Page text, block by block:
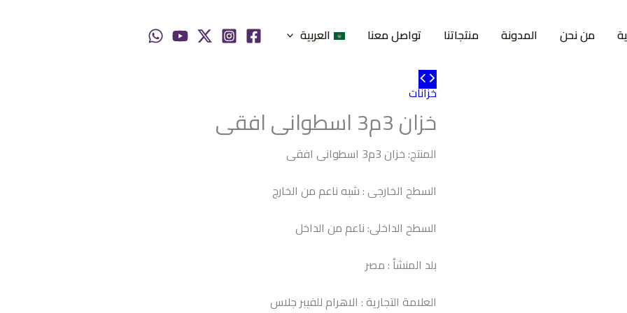
من نحن المدونة منتجاتنا تواصل معنا العربية
خزانات
خزان 3م3 اسطوانى افقى
المنتج: خزان 3م3 اسطوانى افقى
السطح الخارجى : شبه ناعم من الخارج
السطح الداخلى: ناعم من الداخل
بلد المنشأ : مصر
العلامة التجارية : الاهرام للفيبر جلاس